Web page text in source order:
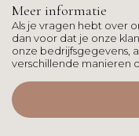
Meer informatie
Als je vragen hebt over
dan voor dat je onze
onze bedrijfsgegevens,
verschillende manieren